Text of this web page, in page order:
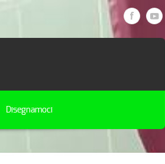
Disegnamoci